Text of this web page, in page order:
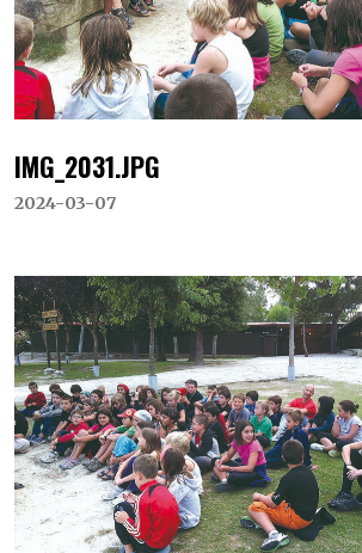
IMG_2031.JPG
2024-03-07